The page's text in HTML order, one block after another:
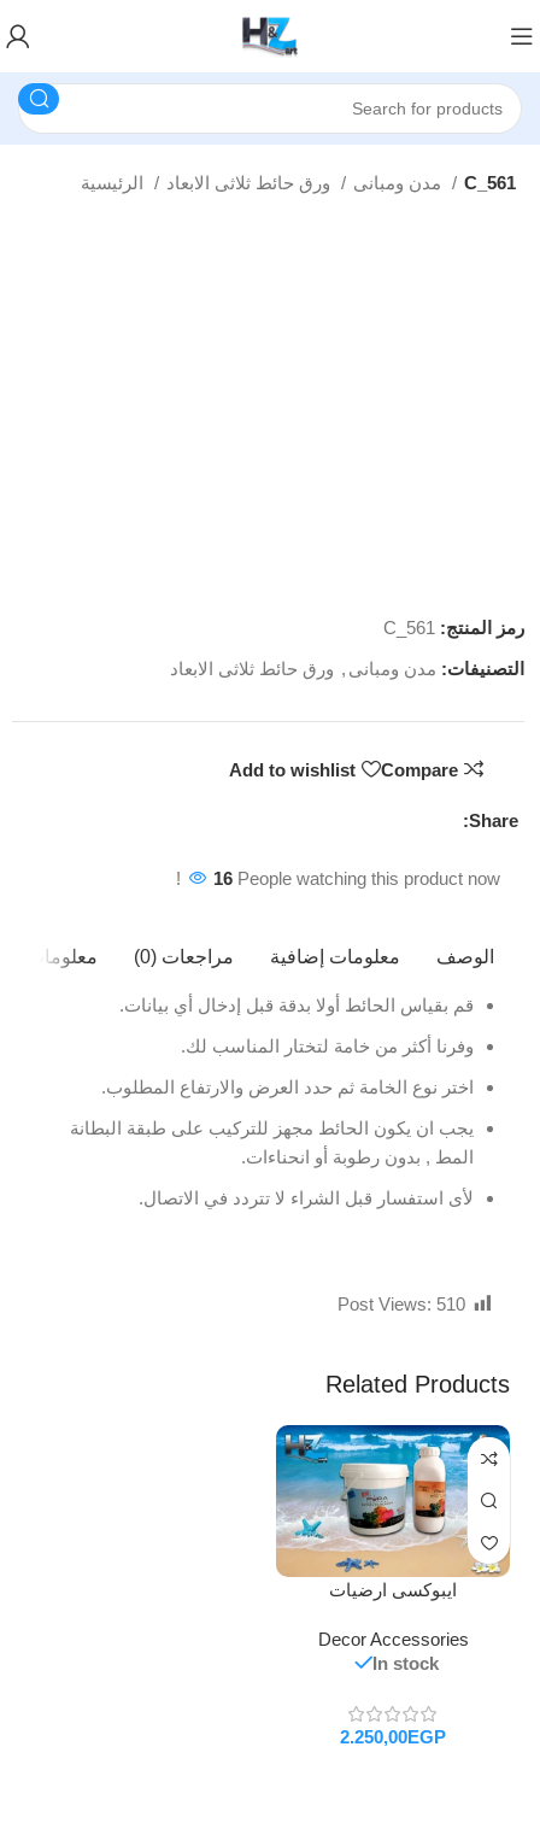
C_561
رمز المنتج: C_561
التصنيفات: مدن ومبانى , ورق حائط ثلاثى الابعاد
Compare
Add to wishlist
Share:
16 People watching this product now!
الوصف معلومات إضافية مراجعات (0) معلومات
قم بقياس الحائط أولا بدقة قبل إدخال أي بيانات.
وفرنا أكثر من خامة لتختار المناسب لك.
اختر نوع الخامة ثم حدد العرض والارتفاع المطلوب.
يجب ان يكون الحائط مجهز للتركيب على طبقة البطانة
المط , بدون رطوبة أو انحناءات.
لأى استفسار قبل الشراء لا تتردد في الاتصال.
Post Views: 510
Related Products
ايبوكسى ارضيات
Decor Accessories
In stock
EGP